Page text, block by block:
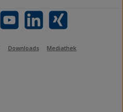
YouTube LinkedIn Xing
Downloads Mediathek